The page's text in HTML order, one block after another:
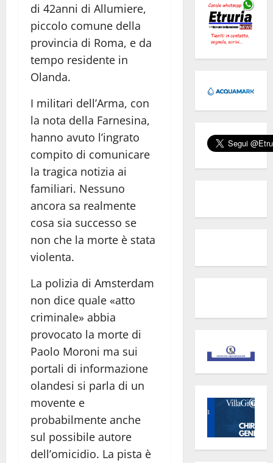
di 42anni di Allumiere,
piccolo comune della
provincia di Roma, e da
tempo residente in
Olanda.
I militari dell’Arma, con
la nota della Farnesina,
hanno avuto l’ingrato
compito di comunicare
la tragica notizia ai
familiari. Nessuno
ancora sa realmente
cosa sia successo se
non che la morte è stata
violenta.
La polizia di Amsterdam
non dice quale «atto
criminale» abbia
provocato la morte di
Paolo Moroni ma sui
portali di informazione
olandesi si parla di un
movente e
probabilmente anche
sul possibile autore
dell’omicidio. La pista è